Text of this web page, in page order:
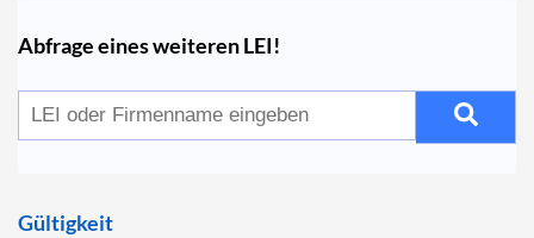
Abfrage eines weiteren LEI!
Gültigkeit